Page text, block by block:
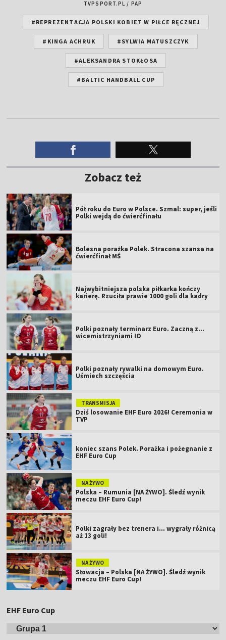
TVPSPORT.PL / PAP
#REPREZENTACJA POLSKI KOBIET W PIŁCE RĘCZNEJ
#KINGA ACHRUK #SYLWIA MATUSZCZYK
#ALEKSANDRA STOKŁOSA
#BALTIC HANDBALL CUP
Zobacz też
Pół roku do Euro w Polsce. Szmal: super, jeśli
Polki wejdą do ćwierćfinału
Bolesna porażka Polek. Stracona szansa na
ćwierćfinał MŚ
Najwybitniejsza polska piłkarka kończy
karierę. Rzuciła prawie 1000 goli dla kadry
Polki poznały terminarz Euro. Zaczną z...
wicemistrzyniami IO
Polki poznały rywalki na domowym Euro.
Uśmiech szczęścia
TRANSMISJA
Dziś losowanie EHF Euro 2026! Ceremonia w
TVP
koniec szans Polek. Porażka i pożegnanie z
EHF Euro Cup
NA ŻYWO
Polska – Rumunia [NA ŻYWO]. Śledź wynik
meczu EHF Euro Cup!
Polki zagrały bez trenera i... wygrały różnicą
aż 13 goli!
NA ŻYWO
Słowacja – Polska [NA ŻYWO]. Śledź wynik
meczu EHF Euro Cup!
EHF Euro Cup